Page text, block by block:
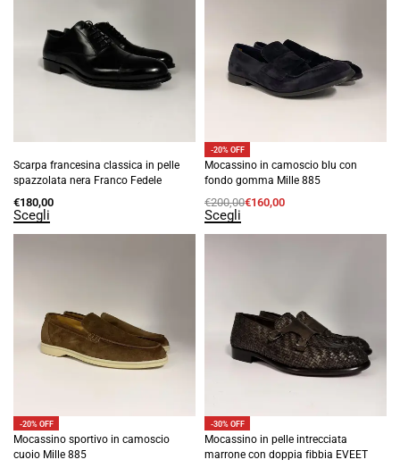
Scarpa francesina classica in pelle
spazzolata nera Franco Fedele
€180,00
Scegli
-20% OFF
Mocassino in camoscio blu con
fondo gomma Mille 885
€200,00€160,00
Scegli
-20% OFF
Mocassino sportivo in camoscio
cuoio Mille 885
-30% OFF
Mocassino in pelle intrecciata
marrone con doppia fibbia EVEET